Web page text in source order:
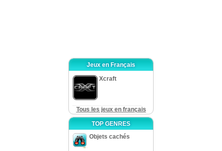
Jeux en Français
Xcraft
Tous les jeux en français
TOP GENRES
Objets cachés